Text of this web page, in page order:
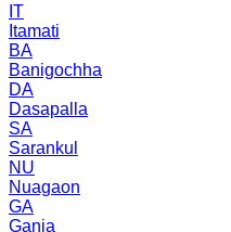
IT
Itamati
BA
Banigochha
DA
Dasapalla
SA
Sarankul
NU
Nuagaon
GA
Gania